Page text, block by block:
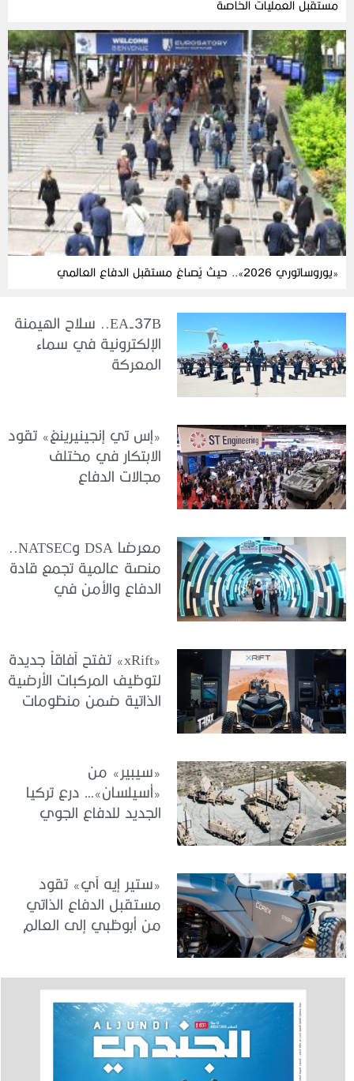
مستقبل العمليات الخاصة
«يوروساتوري 2026».. حيث يُصاغ مستقبل الدفاع العالمي
EA-37B.. سلاح الهيمنة
الإلكترونية في سماء
المعركة
«إس تي إنجينيرينغ» تقود
الابتكار في مختلف
مجالات الدفاع
منصة عالمية تجمع قادة
الدفاع والأمن في
«xRift» تفتح آفاقاً جديدة
لتوظيف المركبات الأرضية
الذاتية ضمن منظومات
«سيبير» من
«أسيلسان»… درع تركيا
الجديد للدفاع الجوي
«ستير إيه آي» تقود
مستقبل الدفاع الذاتي
من أبوظبي إلى العالم